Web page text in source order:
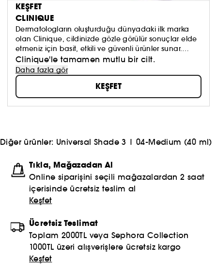
KEŞFET
CLINIQUE
Dermatologların oluşturduğu dünyadaki ilk marka
olan Clinique, cildinizde gözle görülür sonuçlar elde
etmeniz için basit, etkili ve güvenli ürünler sunar.
Paraben ve ftalat içermeyen kokusuz formüller, ciltte
tahriş yapmadan maksimum sonuçlar garanti
edecek şekilde tasarlanmıştır.
Clinique'le tamamen mutlu bir cilt.
Daha fazla gör
KEŞFET
Diğer ürünler: Universal Shade 3 |04-Medium (40 ml)
Tıkla, Mağazadan Al
Online siparişini seçili mağazalardan 2 saat
içerisinde ücretsiz teslim al
Keşfet
Ücretsiz Teslimat
Toplam 2000TL veya Sephora Collection
1000TL üzeri alışverişlere ücretsiz kargo
Keşfet